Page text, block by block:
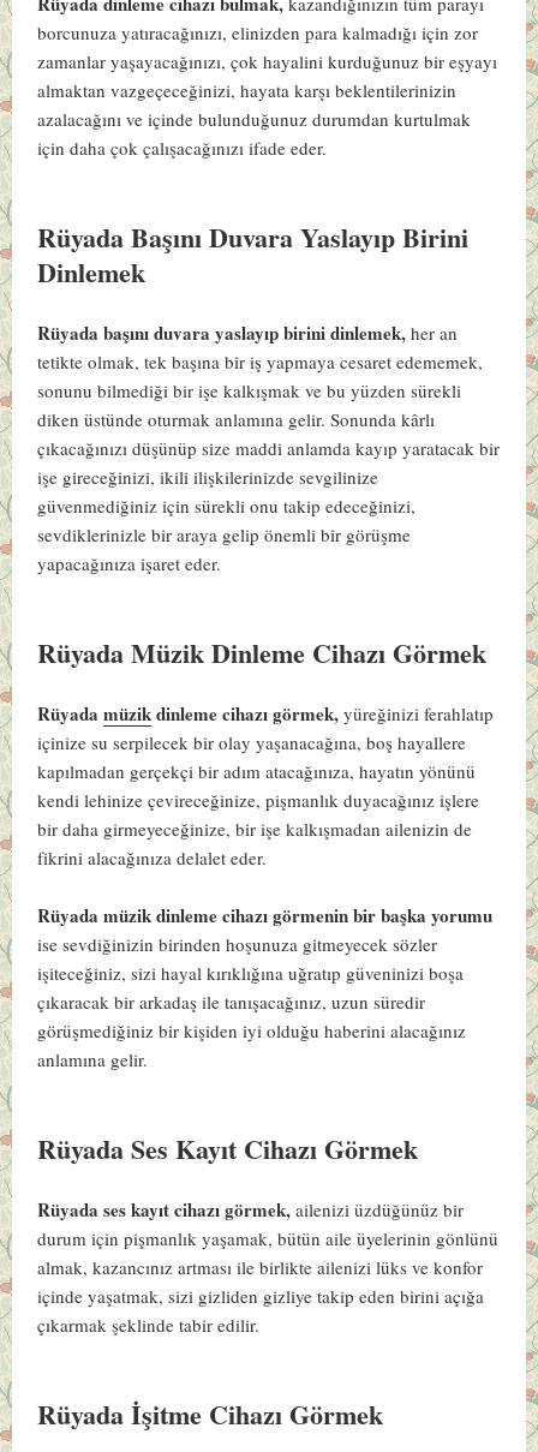
borcunuza yatıracağınızı, elinizden para kalmadığı için zor
zamanlar yaşayacağınızı, çok hayalini kurduğunuz bir eşyayı
almaktan vazgeçeceğinizi, hayata karşı beklentilerinizin
azalacağını ve içinde bulunduğunuz durumdan kurtulmak
için daha çok çalışacağınızı ifade eder.
Rüyada Başını Duvara Yaslayıp Birini
Dinlemek
Rüyada başını duvara yaslayıp birini dinlemek,her an
tetikte olmak, tek başına bir iş yapmaya cesaret edememek,
sonunu bilmediği bir işe kalkışmak ve bu yüzden sürekli
diken üstünde oturmak anlamına gelir. Sonunda kârlı
çıkacağınızı düşünüp size maddi anlamda kayıp yaratacak bir
işe gireceğinizi, ikili ilişkilerinizde sevgilinize
güvenmediğiniz için sürekli onu takip edeceğinizi,
sevdiklerinizle bir araya gelip önemli bir görüşme
yapacağınıza işaret eder.
Rüyada Müzik Dinleme Cihazı Görmek
Rüyadamüzikdinleme cihazı görmek, yüreğinizi ferahlatıp
içinize su serpilecek bir olay yaşanacağına, boş hayallere
kapılmadan gerçekçi bir adım atacağınıza, hayatın yönünü
kendi lehinize çevireceğinize, pişmanlık duyacağınız işlere
bir daha girmeyeceğinize, bir işe kalkışmadan ailenizin de
fikrini alacağınıza delalet eder.
Rüyada müzik dinleme cihazı görmenin bir başka yorumu
ise sevdiğinizin birinden hoşunuza gitmeyecek sözler
işiteceğiniz, sizi hayal kırıklığına uğratıp güveninizi boşa
çıkaracak bir arkadaş ile tanışacağınız, uzun süredir
görüşmediğiniz bir kişiden iyi olduğu haberini alacağınız
anlamına gelir.
Rüyada Ses Kayıt Cihazı Görmek
Rüyada ses kayıt cihazı görmek, ailenizi üzdüğünüz bir
durum için pişmanlık yaşamak, bütün aile üyelerinin gönlünü
almak, kazancınız artması ile birlikte ailenizi lüks ve konfor
içinde yaşatmak, sizi gizliden gizliye takip eden birini açığa
çıkarmak şeklinde tabir edilir.
Rüyada İşitme Cihazı Görmek